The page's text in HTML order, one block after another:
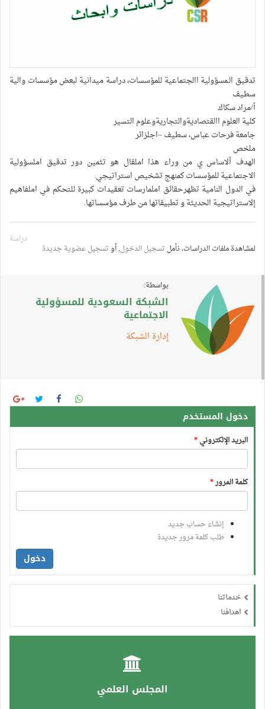
تدقيق الـمسؤولية االجتماعية للمؤسسات، دراسة ميدانية لبعض مؤسسات والية
سطيف
أ/مراد سكاك
كلية العلوم االقتصاديةوالتجاريةوعلوم التسير
جامعة فرحات عباس، سطيف –اجلزائر
ملخص
الهدف ألاساس ي من وراء هذا املقال هو تثمين دور تدقيق املسؤولية
الاجتماعية للمؤسسات كمنهج تشخيص استراتيجي.
في الدول النامية تظهرحقائق املمارسات تعقيدات كبيرة للتحكم في املفاهيم
إلاستراتيجية الحديثة و تطبيقاتها من طرف مؤسساتها.
دراسة
لمشاهدة ملفات الدراسات، نأمل تسجيل الدخول, أوتسجيل عضوية جديدة
بواسطة:
الشبكة السعودية للمسؤولية
الاجتماعية
إدارة الشبكة
دخول المستخدم
البريد الإلكتروني*
كلمة المرور*
إنشاء حساب جديد
طلب كلمة مرور جديدة
دخول
خدماتنا
اهدافنا
المجلس العلمي